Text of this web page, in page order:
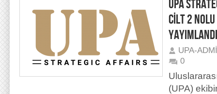
UPA
CİLT 2
YAYIMLANDI
UPA-
0
(UPA)